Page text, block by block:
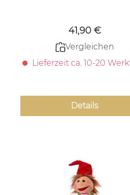
41,90 €
Vergleichen
Lieferzeit ca. 10-20
Details